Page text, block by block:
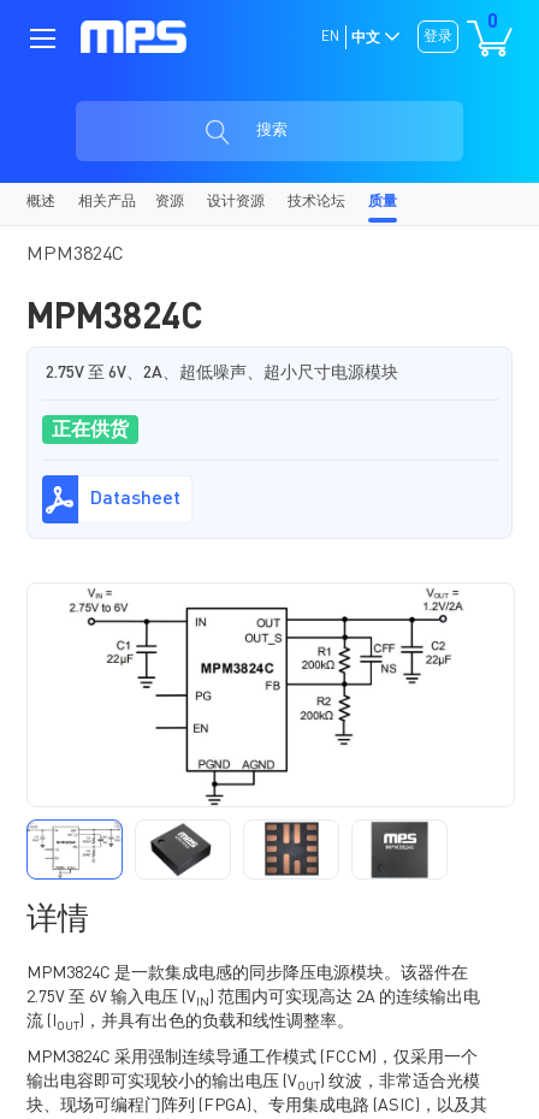
0
登录
EN 中文
搜索
概述 相关产品 资源 设计资源 技术论坛 质量
MPM3824C
MPM3824C
2.75V 至 6V、2A、超低噪声、超小尺寸电源模块
正在供货
Datasheet
详情
MPM3824C 是一款集成电感的同步降压电源模块。该器件在
2.75V 至 6V 输入电压 (V IN ) 范围内可实现高达 2A 的连续输出电
流 (I
OUT)，并具有出色的负载和线性调整率。
MPM3824C 采用强制连续导通工作模式 (FCCM)，仅采用一个
输出电容即可实现较小的输出电压 (V OUT) 纹波，非常适合光模
块、现场可编程门阵列 (FPGA)、专用集成电路 (ASIC)，以及其